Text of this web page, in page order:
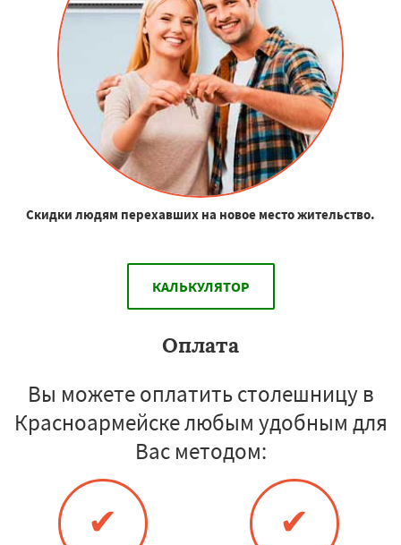
Скидки людям перехавших на новое место жительство.
КАЛЬКУЛЯТОР
Оплата
Вы можете оплатить столешницу в
Красноармейске любым удобным для
Вас методом:
✔ ✔